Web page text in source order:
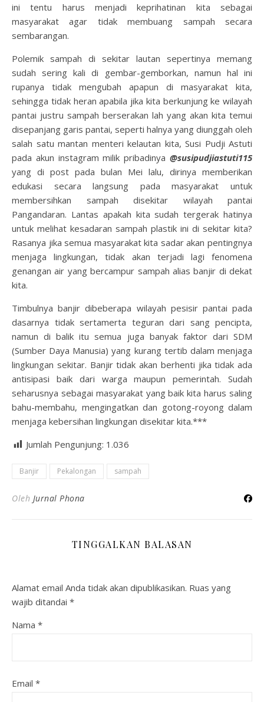
ini tentu harus menjadi keprihatinan kita sebagai
masyarakat agar tidak membuang sampah secara
sembarangan.
Polemik sampah di sekitar lautan sepertinya memang
sudah sering kali di gembar-gemborkan, namun hal ini
rupanya tidak mengubah apapun di masyarakat kita,
sehingga tidak heran apabila jika kita berkunjung ke wilayah
pantai justru sampah berserakan lah yang akan kita temui
disepanjang garis pantai, seperti halnya yang diunggah oleh
salah satu mantan menteri kelautan kita, Susi Pudji Astuti
pada akun instagram milik pribadinya @susipudjiastuti115
yang di post pada bulan Mei lalu, dirinya memberikan
edukasi secara langsung pada masyarakat untuk
membersihkan sampah disekitar wilayah pantai
Pangandaran. Lantas apakah kita sudah tergerak hatinya
untuk melihat kesadaran sampah plastik ini di sekitar kita?
Rasanya jika semua masyarakat kita sadar akan pentingnya
menjaga lingkungan, tidak akan terjadi lagi fenomena
genangan air yang bercampur sampah alias banjir di dekat
kita.
Timbulnya banjir dibeberapa wilayah pesisir pantai pada
dasarnya tidak sertamerta teguran dari sang pencipta,
namun di balik itu semua juga banyak faktor dari SDM
(Sumber Daya Manusia) yang kurang tertib dalam menjaga
lingkungan sekitar. Banjir tidak akan berhenti jika tidak ada
antisipasi baik dari warga maupun pemerintah. Sudah
seharusnya sebagai masyarakat yang baik kita harus saling
bahu-membahu, mengingatkan dan gotong-royong dalam
menjaga kebersihan lingkungan disekitar kita.***
Jumlah Pengunjung: 1.036
Banjir Pekalongan sampah
Oleh Jurnal Phona
TINGGALKAN BALASAN
Alamat email Anda tidak akan dipublikasikan. Ruas yang
wajib ditandai *
Nama *
Email *